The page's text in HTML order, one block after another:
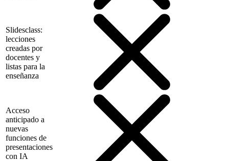
Slidesclass:
lecciones
creadas por
docentes y
listas para la
enseñanza
Acceso
anticipado a
nuevas
funciones de
presentaciones
con IA